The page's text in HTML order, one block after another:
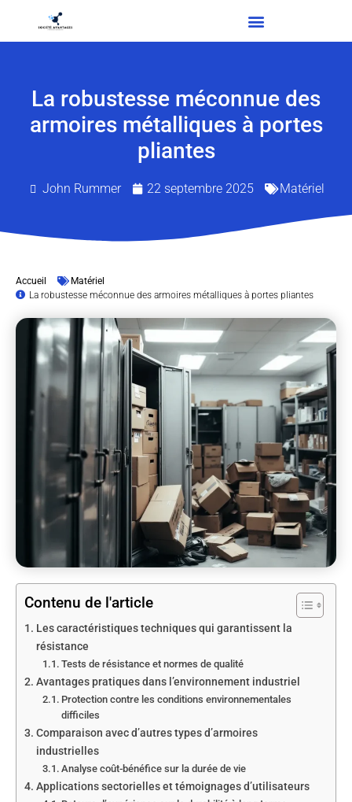
La robustesse méconnue des
armoires métalliques à portes
pliantes
John Rummer 22 septembre 2025 Matériel
Accueil
Matériel
La robustesse méconnue des armoires métalliques à portes pliantes
Contenu de l'article
Les caractéristiques techniques qui garantissent la
résistance
Tests de résistance et normes de qualité
Avantages pratiques dans l’environnement industriel
Protection contre les conditions environnementales
difficiles
Comparaison avec d’autres types d’armoires
industrielles
Analyse coût-bénéfice sur la durée de vie
Applications sectorielles et témoignages d’utilisateurs